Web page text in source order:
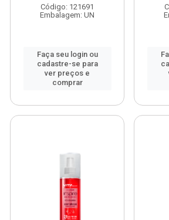
Código: 121691
Embalagem: UN
Faça seu login ou
cadastre-se para
ver preços e
comprar